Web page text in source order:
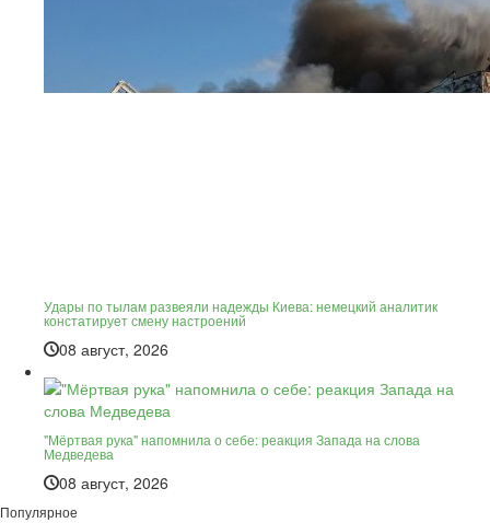
Удары по тылам развеяли надежды Киева: немецкий аналитик
констатирует смену настроений
08 август, 2026
"Мёртвая рука" напомнила о себе: реакция Запада на слова
Медведева
08 август, 2026
Популярное